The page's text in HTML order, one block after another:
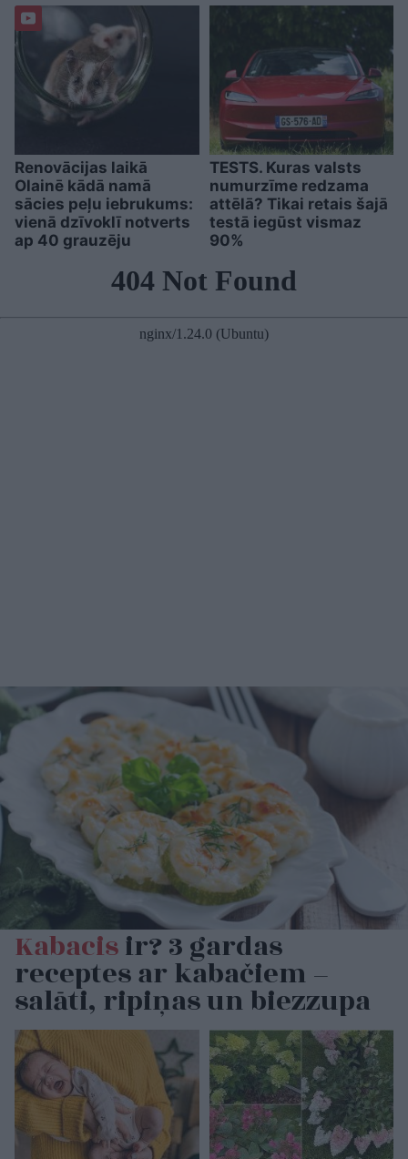
Renovācijas laikā
Olainē kādā namā
sācies peļu iebrukums:
vienā dzīvoklī notverts
ap 40 grauzēju
TESTS. Kuras valsts
numurzīme redzama
attēlā? Tikai retais šajā
testā iegūst vismaz
90%
Kabacisir? 3 gardas
receptes ar kabačiem –
salāti, ripiņas un biezzupa